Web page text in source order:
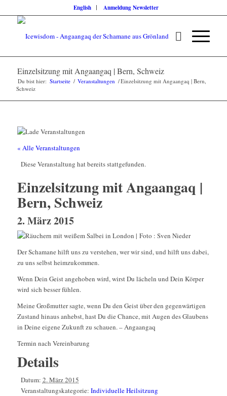
English Anmeldung Newsletter
Einzelsitzung mit Angaangaq | Bern, Schweiz
Du bist hier: Startseite / Veranstaltungen /Einzelsitzung mit Angaangaq | Bern,
Schweiz
« Alle Veranstaltungen
Diese Veranstaltung hat bereits stattgefunden.
Einzelsitzung mit Angaangaq |
Bern, Schweiz
2. März 2015
Der Schamane hilft uns zu verstehen, wer wir sind, und hilft uns dabei,
zu uns selbst heimzukommen.
Wenn Dein Geist angehoben wird, wirst Du lächeln und Dein Körper
wird sich besser fühlen.
Meine Großmutter sagte, wenn Du den Geist über den gegenwärtigen
Zustand hinaus anhebst, hast Du die Chance, mit Augen des Glaubens
in Deine eigene Zukunft zu schauen. – Angaangaq
Termin nach Vereinbarung
Details
Datum: 2. März 2015
Veranstaltungskategorie: Individuelle Heilsitzung